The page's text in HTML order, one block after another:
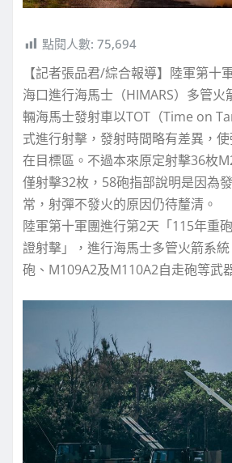
點閱人數: 75,694
【記者張品君/綜合報導】陸軍第十
海口進行海馬士（HIMARS）多管
輛海馬士發射車以TOT（Time on
式進行射擊，發射時間略有差異，
在目標區。不過本來原定射擊36枚
僅射擊32枚，58砲指部說明是因為
常，射彈不發火的原因仍待釐清。
陸軍第十軍團進行第2天「115年重
證射擊」，進行海馬士多管火箭系
砲、M109A2及M110A2自走砲等武